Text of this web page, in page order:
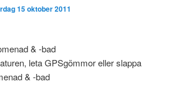
15 oktober 2011
& -bad
leta GPSgömmor eller slappa
& -bad